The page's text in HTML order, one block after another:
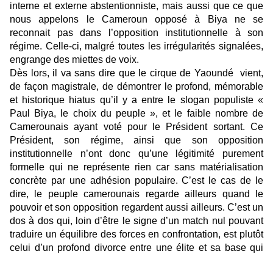
interne et externe abstentionniste, mais aussi que ce que
nous appelons le Cameroun opposé à Biya ne se
reconnait pas dans l’opposition institutionnelle à son
régime. Celle-ci, malgré toutes les irrégularités signalées,
engrange des miettes de voix.
Dès lors, il va sans dire que le cirque de Yaoundé vient,
de façon magistrale, de démontrer le profond, mémorable
et historique hiatus qu’il y a entre le slogan populiste «
Paul Biya, le choix du peuple », et le faible nombre de
Camerounais ayant voté pour le Président sortant. Ce
Président, son régime, ainsi que son opposition
institutionnelle n’ont donc qu’une légitimité purement
formelle qui ne représente rien car sans matérialisation
concrète par une adhésion populaire. C’est le cas de le
dire, le peuple camerounais regarde ailleurs quand le
pouvoir et son opposition regardent aussi ailleurs. C’est un
dos à dos qui, loin d’être le signe d’un match nul pouvant
traduire un équilibre des forces en confrontation, est plutôt
celui d’un profond divorce entre une élite et sa base qui